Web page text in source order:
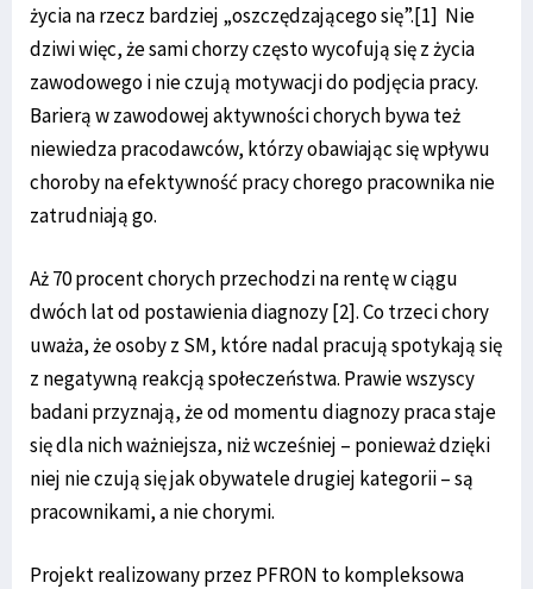
życia na rzecz bardziej „oszczędzającego się”.[1] Nie
dziwi więc, że sami chorzy często wycofują się z życia
zawodowego i nie czują motywacji do podjęcia pracy.
Barierą w zawodowej aktywności chorych bywa też
niewiedza pracodawców, którzy obawiając się wpływu
choroby na efektywność pracy chorego pracownika nie
zatrudniają go.
Aż 70 procent chorych przechodzi na rentę w ciągu
dwóch lat od postawienia diagnozy [2]. Co trzeci chory
uważa, że osoby z SM, które nadal pracują spotykają się
z negatywną reakcją społeczeństwa. Prawie wszyscy
badani przyznają, że od momentu diagnozy praca staje
się dla nich ważniejsza, niż wcześniej – ponieważ dzięki
niej nie czują się jak obywatele drugiej kategorii – są
pracownikami, a nie chorymi.
Projekt realizowany przez PFRON to kompleksowa